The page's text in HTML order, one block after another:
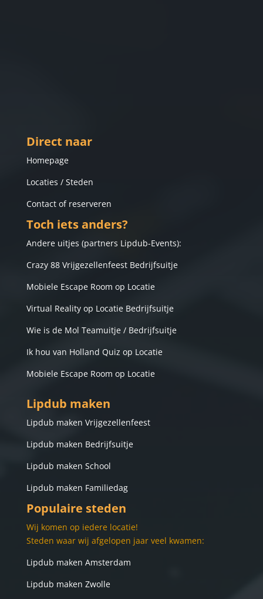
Direct naar
Homepage
Locaties / Steden
Contact of reserveren
Toch iets anders?
Andere uitjes (partners Lipdub-Events):
Crazy 88 Vrijgezellenfeest Bedrijfsuitje
Mobiele Escape Room op Locatie
Virtual Reality op Locatie Bedrijfsuitje
Wie is de Mol Teamuitje / Bedrijfsuitje
Ik hou van Holland Quiz op Locatie
Mobiele Escape Room op Locatie
Lipdub maken
Lipdub maken Vrijgezellenfeest
Lipdub maken Bedrijfsuitje
Lipdub maken School
Lipdub maken Familiedag
Populaire steden
Wij komen op iedere locatie!
Steden waar wij afgelopen jaar veel kwamen:
Lipdub maken Amsterdam
Lipdub maken Zwolle